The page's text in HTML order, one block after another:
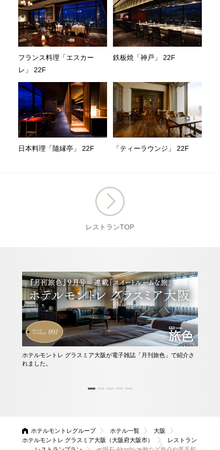
フランス料理「エスカー
レ」 22F
鉄板焼「神戸」 22F
日本料理「隨縁亭」 22F 「ティーラウンジ」 22F
レストランTOP
ホテルモントレ グラスミア大阪が電子雑誌「月刊旅色」で紹介さ
れました。
ホテルモントレグループ ホテル一覧
大阪
ホテルモントレ グラスミア大阪（大阪府大阪市）
レストラン